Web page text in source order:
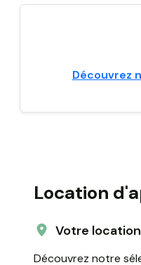
Découvrez
Location
Votre
Découvrez notre